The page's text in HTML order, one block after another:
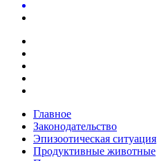
Главное
Законодательство
Эпизоотическая ситуация
Продуктивные животные